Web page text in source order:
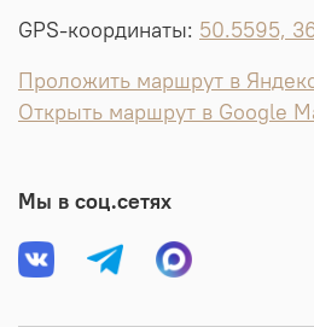
GPS-координаты: 50.5595,
Проложить маршрут в
Открыть маршрут в Google
Мы в соц.сетях